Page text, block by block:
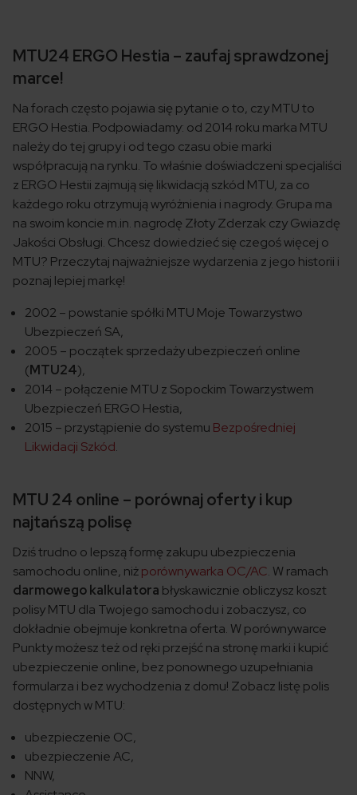
MTU24 ERGO Hestia – zaufaj sprawdzonej
marce!
Na forach często pojawia się pytanie o to, czy MTU to
ERGO Hestia. Podpowiadamy: od 2014 roku marka MTU
należy do tej grupy i od tego czasu obie marki
współpracują na rynku. To właśnie doświadczeni specjaliści
z ERGO Hestii zajmują się likwidacją szkód MTU, za co
każdego roku otrzymują wyróżnienia i nagrody. Grupa ma
na swoim koncie m.in. nagrodę Złoty Zderzak czy Gwiazdę
Jakości Obsługi. Chcesz dowiedzieć się czegoś więcej o
MTU? Przeczytaj najważniejsze wydarzenia z jego historii i
poznaj lepiej markę!
2002 – powstanie spółki MTU Moje Towarzystwo
Ubezpieczeń SA,
2005 – początek sprzedaży ubezpieczeń online
(MTU24),
2014 – połączenie MTU z Sopockim Towarzystwem
Ubezpieczeń ERGO Hestia,
2015 – przystąpienie do systemu Bezpośredniej
Likwidacji Szkód.
MTU 24 online – porównaj oferty i kup
najtańszą polisę
Dziś trudno o lepszą formę zakupu ubezpieczenia
samochodu online, niżporównywarka OC/AC. W ramach
darmowego kalkulatora błyskawicznie obliczysz koszt
polisy MTU dla Twojego samochodu i zobaczysz, co
dokładnie obejmuje konkretna oferta. W porównywarce
Punkty możesz też od ręki przejść na stronę marki i kupić
ubezpieczenie online, bez ponownego uzupełniania
formularza i bez wychodzenia z domu! Zobacz listę polis
dostępnych w MTU:
ubezpieczenie OC,
ubezpieczenie AC,
NNW,